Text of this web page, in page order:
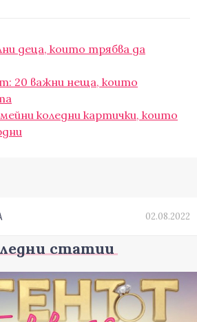
деца, които трябва да
20 важни неща, които
коледни картички, които
02.08.2022
статии